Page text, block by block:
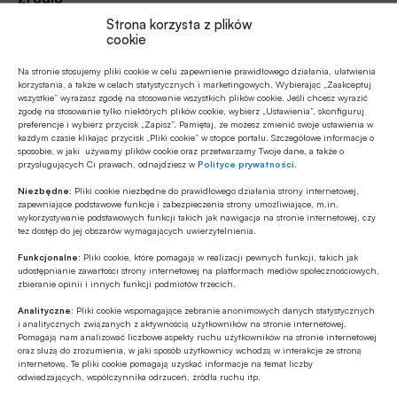
Strona korzysta z plików
cookie
Na stronie stosujemy pliki cookie w celu zapewnienie prawidłowego działania, ułatwienia
korzystania, a także w celach statystycznych i marketingowych. Wybierając „Zaakceptuj
wszystkie” wyrażasz zgodę na stosowanie wszystkich plików cookie. Jeśli chcesz wyrazić
zgodę na stosowanie tylko niektórych plików cookie, wybierz „Ustawienia”, skonfiguruj
preferencje i wybierz przycisk „Zapisz”. Pamiętaj, że możesz zmienić swoje ustawienia w
każdym czasie klikając przycisk „Pliki cookie” w stopce portalu. Szczegółowe informacje o
sposobie, w jaki używamy plików cookie oraz przetwarzamy Twoje dane, a także o
przysługujących Ci prawach, odnajdziesz wPolityce prywatności
Niezbędne: Pliki cookie niezbędne do prawidłowego działania strony internetowej,
zapewniające podstawowe funkcje i zabezpieczenia strony umożliwiające, m.in.
wykorzystywanie podstawowych funkcji takich jak nawigacja na stronie internetowej, czy
tez dostęp do jej obszarów wymagających uwierzytelnienia.
Funkcjonalne: Pliki cookie, które pomagają w realizacji pewnych funkcji, takich jak
udostępnianie zawartości strony internetowej na platformach mediów społecznościowych,
zbieranie opinii i innych funkcji podmiotów trzecich.
Analityczne: Pliki cookie wspomagające zebranie anonimowych danych statystycznych
i analitycznych związanych z aktywnością użytkowników na stronie internetowej.
Pomagają nam analizować liczbowe aspekty ruchu użytkowników na stronie internetowej
oraz służą do zrozumienia, w jaki sposób użytkownicy wchodzą w interakcje ze stroną
internetową. Te pliki cookie pomagają uzyskać informacje na temat liczby
odwiedzających, współczynnika odrzuceń, źródła ruchu itp.
Polecamy
MULTIMEDIA
Banki mogą bezpośrednio finansować
Z RYNKU FINANSOWEGO
ustawowych w sprawach frankowych
Na czym polega faza Discovery?